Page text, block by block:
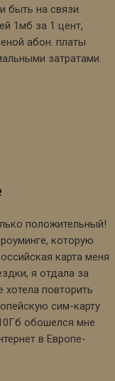
быть на связи.
1мб за 1 цент,
абон. платы
затратами.
положительный!
которую
карта меня
я отдала за
повторить
сим-карту
обошелся мне
в Европе-